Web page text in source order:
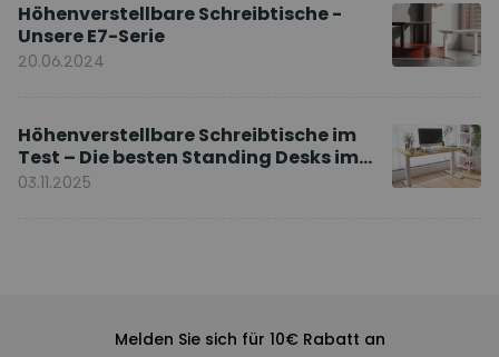
Höhenverstellbare Schreibtische -
Unsere E7-Serie
20.06.2024
Höhenverstellbare Schreibtische im
Test – Die besten Standing Desks im
Vergleich
03.11.2025
Melden Sie sich für 10€ Rabatt an